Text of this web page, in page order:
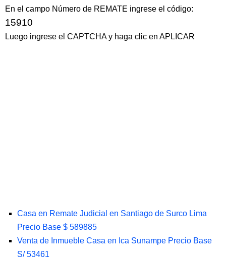
En el campo Número de REMATE ingrese el código:
15910
Luego ingrese el CAPTCHA y haga clic en APLICAR
Casa en Remate Judicial en Santiago de Surco Lima
Precio Base $ 589885
Venta de Inmueble Casa en Ica Sunampe Precio Base
S/ 53461